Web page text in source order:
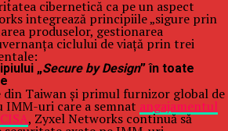
cibernetică ca pe un aspect
integrează principiile „sigure prin
produselor, gestionarea
ciclului de viață prin trei
„Secure by Design” în toate
din Taiwan și primul furnizor global de
IMM-uri care a semnat angajamentul
, Zyxel Networks continuă să